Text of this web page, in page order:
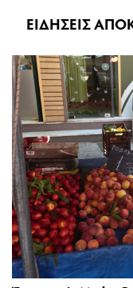
ΕΙΔΗΣΕΙΣ